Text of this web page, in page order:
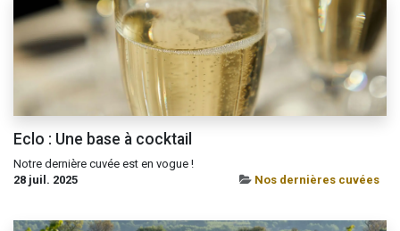
Eclo : Une base à cocktail
Notre dernière cuvée est en vogue !
28 juil. 2025
Nos dernières cuvées